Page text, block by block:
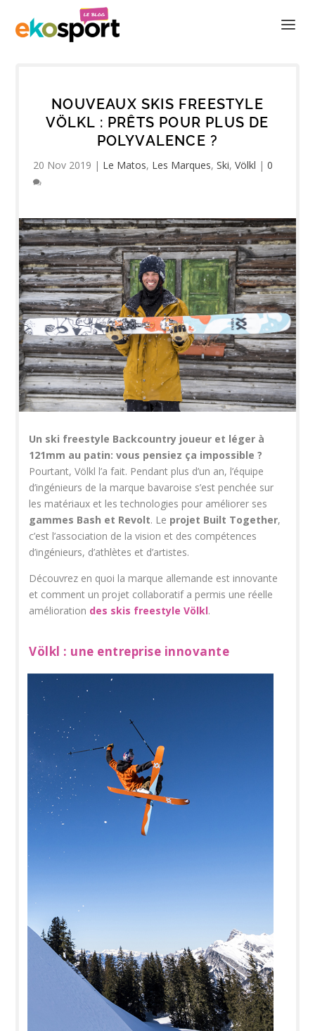
NOUVEAUX SKIS FREESTYLE
VÖLKL : PRÊTS POUR PLUS DE
POLYVALENCE ?
20 Nov 2019 | Le Matos, Les Marques,Ski,Völkl |0
Un ski freestyle Backcountry joueur et léger à
121mm au patin: vous pensiez ça impossible ?
Pourtant, Völkl l’a fait. Pendant plus d’un an, l’équipe
d’ingénieurs de la marque bavaroise s’est penchée sur
les matériaux et les technologies pour améliorer ses
gammes Bash et Revolt. Le projet Built Together,
c’est l’association de la vision et des compétences
d’ingénieurs, d’athlètes et d’artistes.
Découvrez en quoi la marque allemande est innovante
et comment un projet collaboratif a permis une réelle
amélioration des skis freestyle Völkl.
Völkl : une entreprise innovante